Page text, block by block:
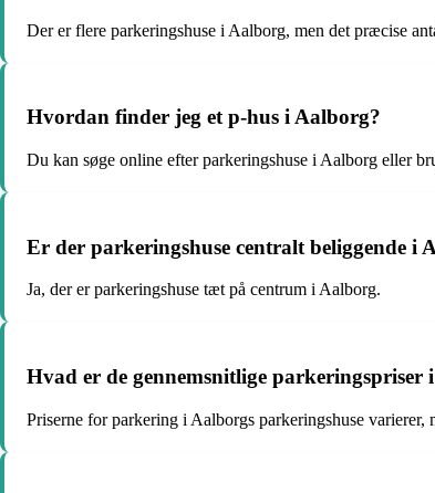
Der er flere parkeringshuse i Aalborg, men det præcise
Hvordan finder jeg et p-hus i Aalborg?
Du kan søge online efter parkeringshuse i Aalborg eller
Er der parkeringshuse centralt beliggende i
Ja, der er parkeringshuse tæt på centrum i Aalborg.
Hvad er de gennemsnitlige parkeringspriser
Priserne for parkering i Aalborgs parkeringshuse